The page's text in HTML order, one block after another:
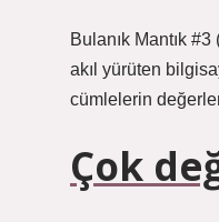
Bulanık Mantık
akıl yürüten
cümlelerin
Çok